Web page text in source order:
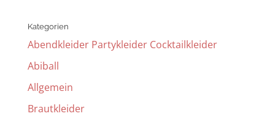
Kategorien
Abendkleider Partykleider Cocktailkleider
Abiball
Allgemein
Brautkleider